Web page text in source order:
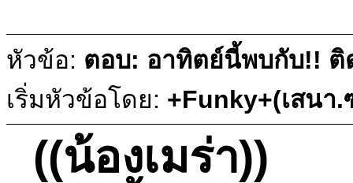
หัวข้อ: ตอบ: อาทิตย์นี้พบกับ!! ติ
เริ่มหัวข้อโดย: +Funky+(เสนา
((น้องเมร่า))